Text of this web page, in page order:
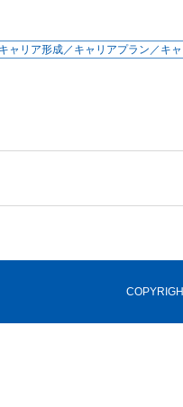
キャリア形成／キャリアプラン／キ